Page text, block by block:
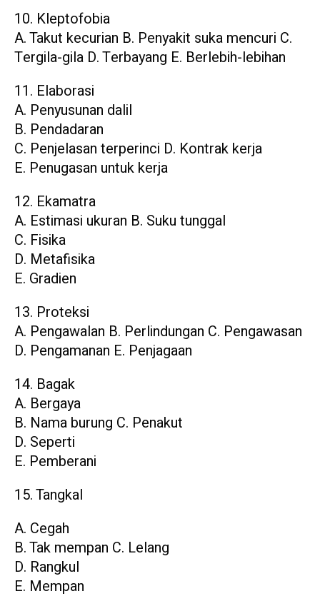
10. Kleptofobia
A. Takut kecurian B. Penyakit suka mencuri C.
Tergila-gila D. Terbayang E. Berlebih-lebihan
11. Elaborasi
A. Penyusunan dalil
B. Pendadaran
C. Penjelasan terperinci D. Kontrak kerja
E. Penugasan untuk kerja
12. Ekamatra
A. Estimasi ukuran B. Suku tunggal
C. Fisika
D. Metafisika
E. Gradien
13. Proteksi
A. Pengawalan B. Perlindungan C. Pengawasan
D. Pengamanan E. Penjagaan
14. Bagak
A. Bergaya
B. Nama burung C. Penakut
D. Seperti
E. Pemberani
15. Tangkal
A. Cegah
B. Tak mempan C. Lelang
D. Rangkul
E. Mempan